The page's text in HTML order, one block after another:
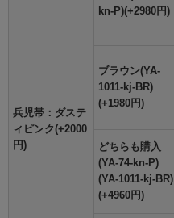
兵児帯：ダステ
ィピンク(+2000
円)
kn-P)(+2980円)
ブラウン(YA-
1011-kj-BR)
(+1980円)
どちらも購入
(YA-74-kn-P)
(YA-1011-kj-BR)
(+4960円)